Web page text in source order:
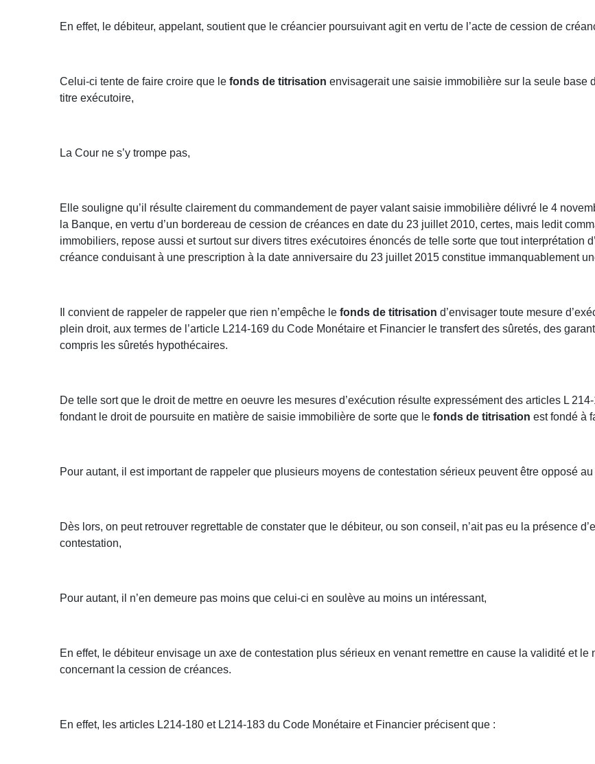
En effet, le débiteur, appelant, soutient que le créancier poursuivant agit en vertu de l’acte de cession de
Celui-ci tente de faire croire que lefonds de titrisation envisagerait une saisie immobilière sur la seule base
titre exécutoire,
La Cour ne s’y trompe pas,
Elle souligne qu’il résulte clairement du commandement de payer valant saisie immobilière délivré le 4
la Banque, en vertu d’un bordereau de cession de créances en date du 23 juillet 2010, certes, mais ledit
immobiliers, repose aussi et surtout sur divers titres exécutoires énoncés de telle sorte que tout interprétation
créance conduisant à une prescription à la date anniversaire du 23 juillet 2015 constitue immanquablement
Il convient de rappeler de rappeler que rien n’empêche lefonds de titrisation d’envisager toute mesure
plein droit, aux termes de l’article L214-169 du Code Monétaire et Financier le transfert des sûretés, des
compris les sûretés hypothécaires.
De telle sort que le droit de mettre en oeuvre les mesures d’exécution résulte expressément des articles L
fondant le droit de poursuite en matière de saisie immobilière de sorte que lefonds de titrisation est fondé à
Pour autant, il est important de rappeler que plusieurs moyens de contestation sérieux peuvent être opposé
Dès lors, on peut retrouver regrettable de constater que le débiteur, ou son conseil, n’ait pas eu la présence
contestation,
Pour autant, il n’en demeure pas moins que celui-ci en soulève au moins un intéressant,
En effet, le débiteur envisage un axe de contestation plus sérieux en venant remettre en cause la validité et
concernant la cession de créances.
En effet, les articles L214-180 et L214-183 du Code Monétaire et Financier précisent que :